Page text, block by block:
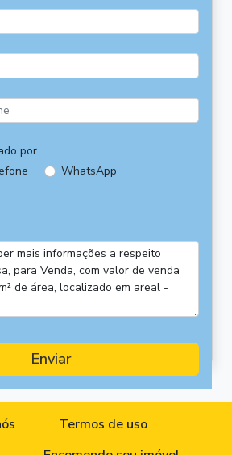
por
WhatsApp
Enviar
Termos de uso